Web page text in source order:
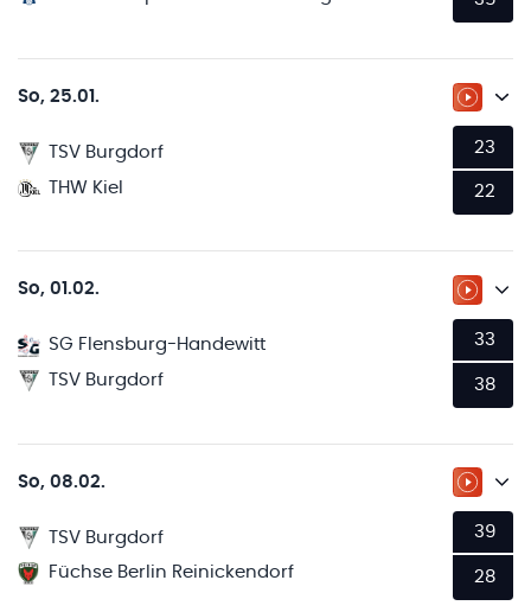
So, 25.01. ZUM
TSV Burgdorf
THW Kiel
23
22
So, 01.02. ZUM
SG Flensburg-Handewitt
TSV Burgdorf
33
38
So, 08.02. ZUM
TSV Burgdorf
Füchse Berlin Reinickendorf
39
28